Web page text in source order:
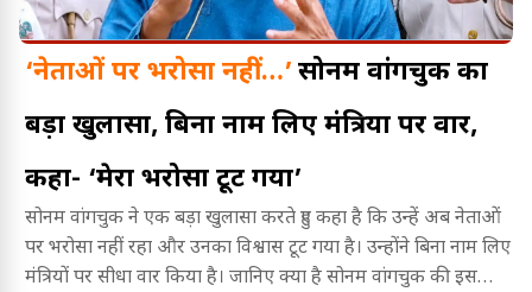
‘नेताओं पर भरोसा नहीं…’ सोनम वांगचुक का
बड़ा खुलासा, बिना नाम लिए मंत्रियों पर वार,
कहा- ‘मेरा भरोसा टूट गया’
सोनम वांगचुक ने एक बड़ा खुलासा करते हुए कहा है कि उन्हें अब नेताओं
पर भरोसा नहीं रहा और उनका विश्वास टूट गया है। उन्होंने बिना नाम लिए
मंत्रियों पर सीधा वार किया है। जानिए क्या है सोनम वांगचुक की इस